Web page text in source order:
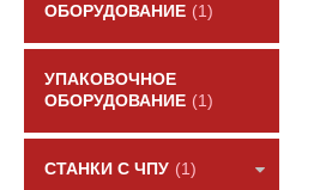
ОБОРУДОВАНИЕ (1)
УПАКОВОЧНОЕ
ОБОРУДОВАНИЕ (1)
СТАНКИ С ЧПУ (1)